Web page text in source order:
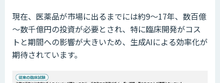
現在、医薬品が市場に出るまでには約9～17年、数百億
～数千億円の投資が必要とされ、特に臨床開発がコス
トと期間への影響が大きいため、生成AIによる効率化が
期待されています。